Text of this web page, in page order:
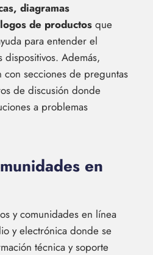
diagramas
de productos que
para entender el
dispositivos. Además,
con secciones de preguntas
de discusión donde
a problemas
en
y comunidades en línea
y electrónica donde se
técnica y soporte